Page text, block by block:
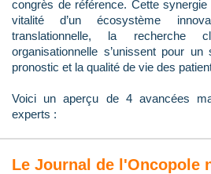
congrès de référence. Cette
vitalité d’un écosystème
translationnelle, la recherche
organisationnelle s’unissent pour
pronostic et la qualité de vie des
Voici un aperçu de 4 avancées
experts :
Le Journal de l'Oncopole